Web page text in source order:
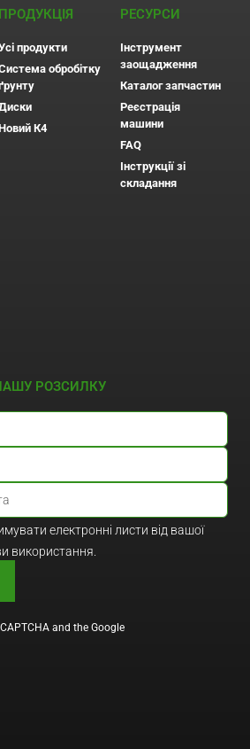
ПРОДУКЦІЯ
продукти
обробітку
К4
РЕСУРСИ
Інструмент
заощадження
Каталог запчастин
Реєстрація
машини
FAQ
Інструкції зі
складання
РОЗСИЛКУ
електронні листи від вашої
використання.
and the Google